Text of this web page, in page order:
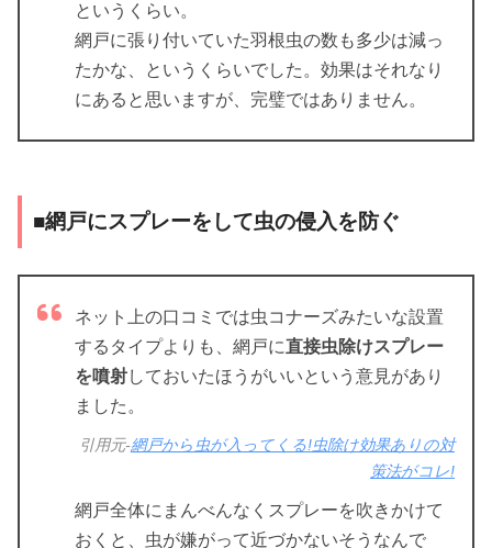
というくらい。
網戸に張り付いていた羽根虫の数も多少は減っ
たかな、というくらいでした。効果はそれなり
にあると思いますが、完璧ではありません。
■網戸にスプレーをして虫の侵入を防ぐ
ネット上の口コミでは虫コナーズみたいな設置
するタイプよりも、網戸に直接虫除けスプレー
を噴射しておいたほうがいいという意見があり
ました。
引用元-網戸から虫が入ってくる!虫除け効果ありの対
策法がコレ!
網戸全体にまんべんなくスプレーを吹きかけて
おくと、虫が嫌がって近づかないそうなんで